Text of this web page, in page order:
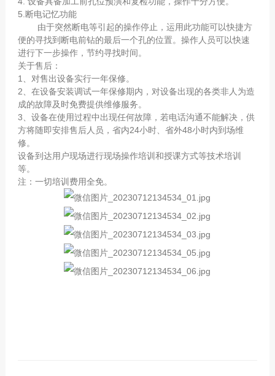
5.断电记忆功能
由于突然断电等引起的操作停止，运用此功能可以快捷方
便的寻找到断电前钻的最后一个孔的位置。操作人员可以快速
进行下一步操作，节约寻找时间。
关于售后：
1、对售出设备实行一年保修。
2、在设备安装调试一年保修期内，对设备出现的各类非人为造
成的故障及时免费提供维修服务。
3、设备在使用过程中出现任何故障，若电话沟通不能解决，供
方将随即安排售后人员，省内24小时、省外48小时内到场维
修。
设备到达用户现场进行现场操作培训和授课方式等技术培训
等。
注：一切培训费用全免。